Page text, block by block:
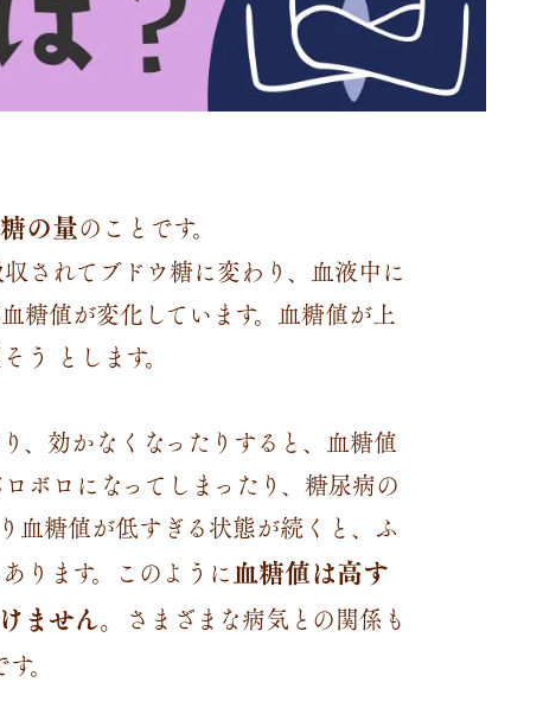
の量のことです。
されてブドウ糖に変わり、血液中に
糖値が変化しています。血糖値が上
とします。
、効かなくなったりすると、血糖値
ボロになってしまったり、糖尿病の
血糖値が低すぎる状態が続くと、ふ
ります。このように血糖値は高す
せん。 さまざまな病気との関係も
。